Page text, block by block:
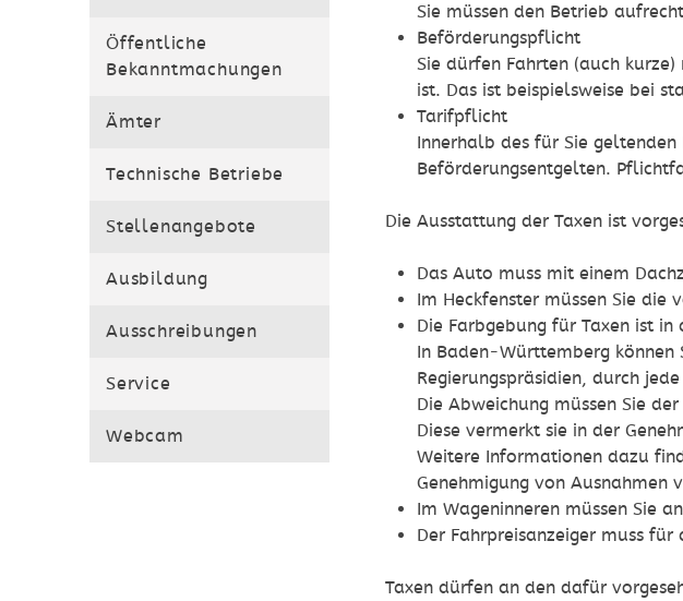
Öffentliche
Bekanntmachungen
Ämter
Technische Betriebe
Stellenangebote
Ausbildung
Ausschreibungen
Service
Webcam
Sie müssen den Betrieb
Beförderungspflicht
Sie dürfen Fahrten (auch
ist. Das ist beispielsweise bei
Tarifpflicht
Innerhalb des für Sie
Beförderungsentgelten.
Die Ausstattung der Taxen ist
Das Auto muss mit einem
Im Heckfenster müssen Sie die
Die Farbgebung für Taxen ist
In Baden-Württemberg können
Regierungspräsidien, durch
Die Abweichung müssen Sie
Diese vermerkt sie in der
Weitere Informationen dazu
Genehmigung von Ausnahmen
Im Wageninneren müssen Sie
Der Fahrpreisanzeiger muss
Taxen dürfen an den dafür